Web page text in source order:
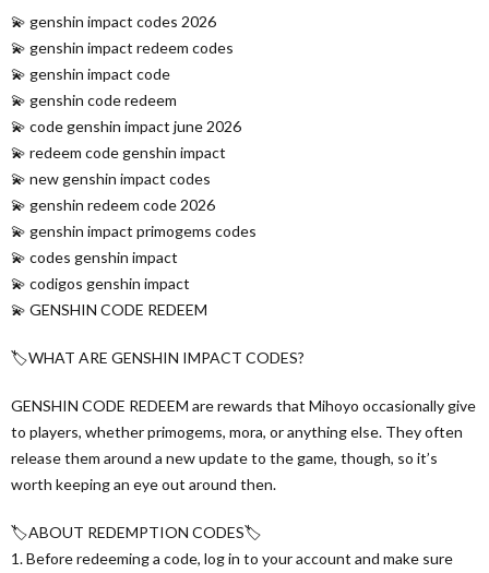
💫 genshin impact codes 2026
💫 genshin impact redeem codes
💫 genshin impact code
💫 genshin code redeem
💫 code genshin impact june 2026
💫 redeem code genshin impact
💫 new genshin impact codes
💫 genshin redeem code 2026
💫 genshin impact primogems codes
💫 codes genshin impact
💫 codigos genshin impact
💫 GENSHIN CODE REDEEM
🏷WHAT ARE GENSHIN IMPACT CODES?
GENSHIN CODE REDEEM are rewards that Mihoyo occasionally give
to players, whether primogems, mora, or anything else. They often
release them around a new update to the game, though, so it’s
worth keeping an eye out around then.
🏷ABOUT REDEMPTION CODES🏷
1. Before redeeming a code, log in to your account and make sure